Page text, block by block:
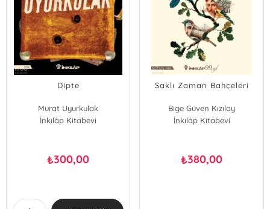
Dipte
Murat Uyurkulak
İnkılâp Kitabevi
₺300,00
Saklı Zaman Bahçeleri
Bige Güven Kızılay
İnkılâp Kitabevi
₺380,00